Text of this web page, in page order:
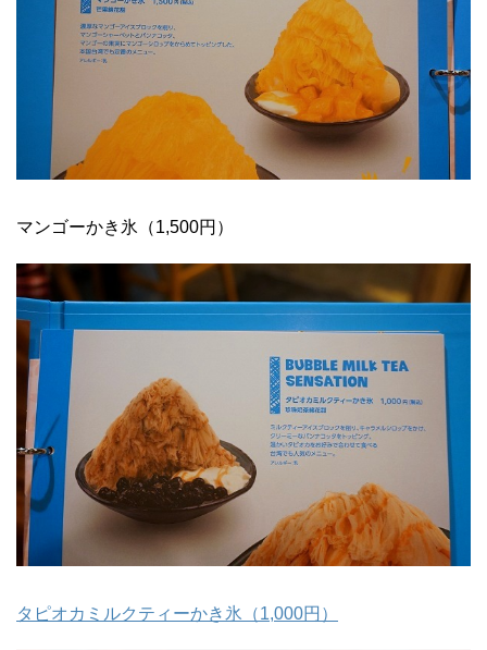
マンゴーかき氷（1,500円）
タピオカミルクティーかき氷（1,000円）